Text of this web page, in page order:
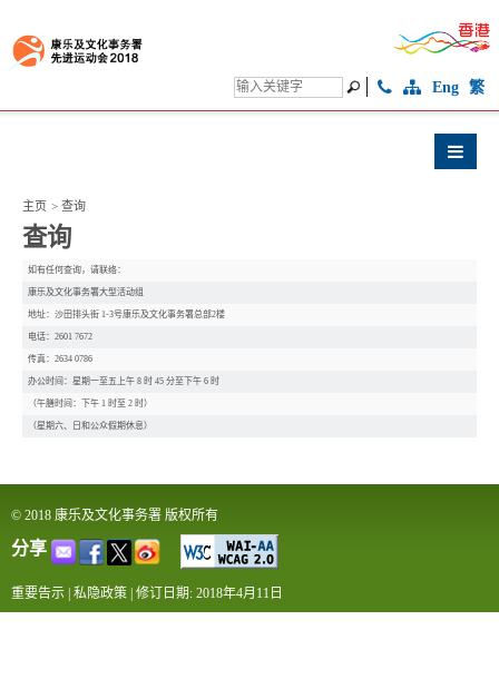
Eng 繁
主页 > 查询
查询
如有任何查询，请联络：
康乐及文化事务署大型活动组
地址：沙田排头街 1-3号康乐及文化事务署总部2楼
电话：2601 7672
传真：2634 0786
办公时间：星期一至五上午 8 时 45 分至下午 6 时
（午膳时间：下午 1 时至 2 时）
（星期六、日和公众假期休息）
© 2018 康乐及文化事务署 版权所有
分享
重要告示 私隐政策 修订日期: 2018年4月11日